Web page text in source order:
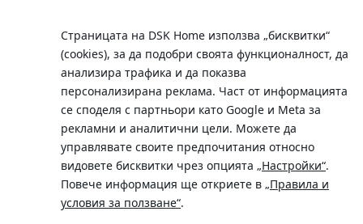
Страницата на DSK Home използва „бисквитки“
(cookies), за да подобри своята функционалност, да
анализира трафика и да показва
персонализирана реклама. Част от информацията
се споделя с партньори като Google и Meta за
рекламни и аналитични цели. Можете да
управлявате своите предпочитания относно
видовете бисквитки чрез опцията „Настройки“.
Повече информация ще откриете в „Правила и
условия за ползване“.
Телефон:
0700 10 375 / *2375
Московска No.19 / ул. Г. Бенковски No. 5, София 1036
SWIFT/BIC: